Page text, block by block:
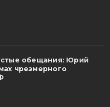
обещания: Юрий
чрезмерного